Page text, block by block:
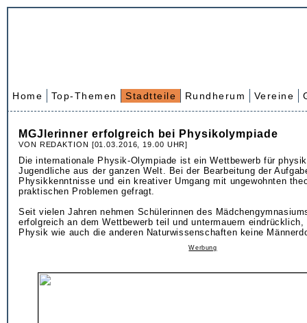
Home Top-Themen Stadtteile Rundherum Vereine
MGJlerinner erfolgreich bei Physikolympiade
VON REDAKTION [01.03.2016, 19.00 UHR]
Die internationale Physik-Olympiade ist ein Wettbewerb für
Jugendliche aus der ganzen Welt. Bei der Bearbeitung der
Physikkenntnisse und ein kreativer Umgang mit ungewohnten
praktischen Problemen gefragt.
Seit vielen Jahren nehmen Schülerinnen des
erfolgreich an dem Wettbewerb teil und untermauern
Physik wie auch die anderen Naturwissenschaften keine
Werbung